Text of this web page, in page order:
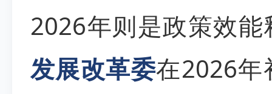
2026年则是政策效能
发展改革委在2026年